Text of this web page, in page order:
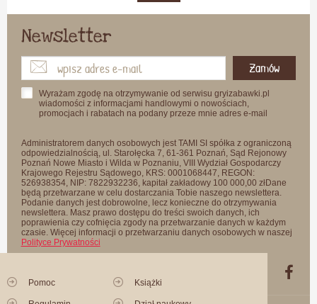
Newsletter
Zamów
Wyrażam zgodę na otrzymywanie od serwisu gryizabawki.pl
wiadomości z informacjami handlowymi o nowościach,
promocjach i rabatach na podany przeze mnie adres e-mail
Administratorem danych osobowych jest TAMI SI spółka z ograniczoną
odpowiedzialnością, ul. Starołęcka 7, 61-361 Poznań, Sąd Rejonowy
Poznań Nowe Miasto i Wilda w Poznaniu, VIII Wydział Gospodarczy
Krajowego Rejestru Sądowego, KRS: 0001068447, REGON:
526938354, NIP: 7822932236, kapitał zakładowy 100 000,00 złDane
będą przetwarzane w celu dostarczania Tobie naszego newslettera.
Podanie danych jest dobrowolne, lecz konieczne do otrzymywania
newslettera. Masz prawo dostępu do treści swoich danych, ich
poprawienia czy cofnięcia zgody na przetwarzanie danych w każdym
czasie. Więcej informacji o przetwarzaniu danych osobowych w naszej
Polityce Prywatności
Pomoc Książki